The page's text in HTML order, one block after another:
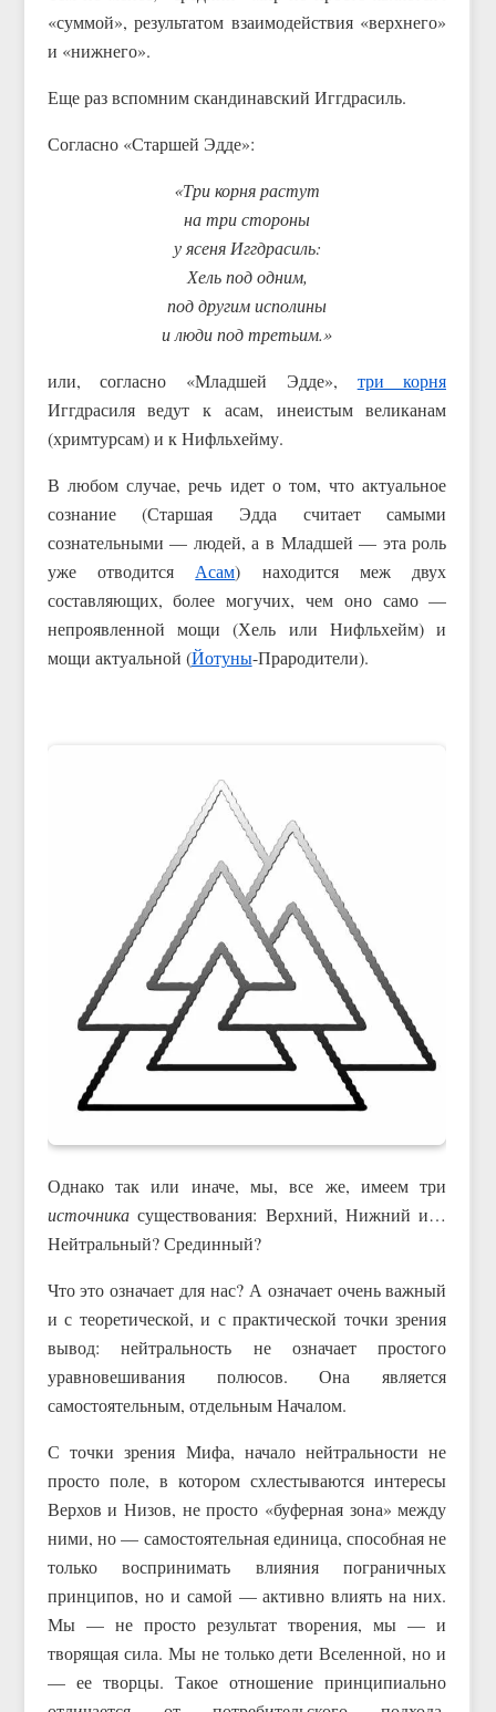
«суммой», результатом взаимодействия «верхнего»
и «нижнего».
Еще раз вспомним скандинавский Иггдрасиль.
Согласно «Старшей Эдде»:
«Три корня растут
на три стороны
у ясеня Иггдрасиль:
Хель под одним,
под другим исполины
и люди под третьим.»
или, согласно «Младшей Эдде», три корня
Иггдрасиля ведут к асам, инеистым великанам
(хримтурсам) и к Нифльхейму.
В любом случае, речь идет о том, что актуальное
сознание (Старшая Эдда считает самыми
сознательными — людей, а в Младшей — эта роль
уже отводится Асам) находится меж двух
составляющих, более могучих, чем оно само —
непроявленной мощи (Хель или Нифльхейм) и
мощи актуальной (Йотуны-Прародители).
Однако так или иначе, мы, все же, имеем три
источникасуществования: Верхний, Нижний и…
Нейтральный? Срединный?
Что это означает для нас? А означает очень важный
и с теоретической, и с практической точки зрения
вывод: нейтральность не означает простого
уравновешивания полюсов. Она является
самостоятельным, отдельным Началом.
С точки зрения Мифа, начало нейтральности не
просто поле, в котором схлестываются интересы
Верхов и Низов, не просто «буферная зона» между
ними, но — самостоятельная единица, способная не
только воспринимать влияния пограничных
принципов, но и самой — активно влиять на них.
Мы — не просто результат творения, мы — и
творящая сила. Мы не только дети Вселенной, но и
— ее творцы. Такое отношение принципиально